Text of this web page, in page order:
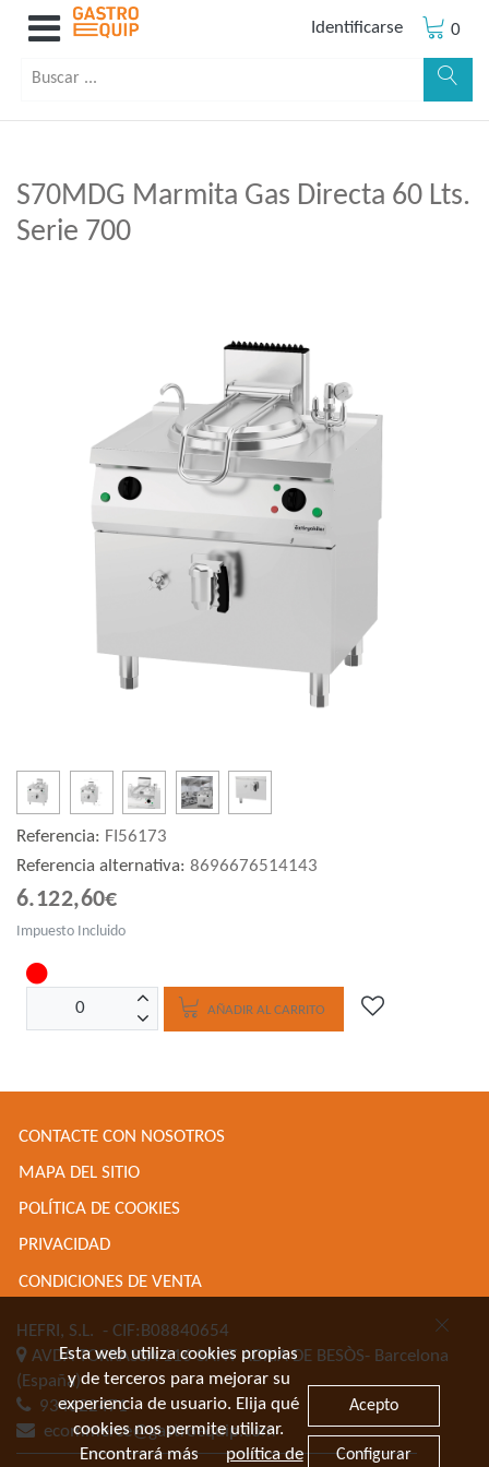
Identificarse 0
S70MDG Marmita Gas Directa 60 Lts.
Serie 700
Referencia: FI56173
Referencia alternativa: 8696676514143
6.122,60€
Impuesto Incluido
AÑADIR AL CARRITO
CONTACTE CON NOSOTROS
MAPA DEL SITIO
POLÍTICA DE COOKIES
PRIVACIDAD
CONDICIONES DE VENTA
HEFRI, S.L. - CIF:B08840654
AVDA TORRASSA 116SANT ADRIA DE BESÒS- Barcelona
(España)
934622471
ecommerce@gastroequip.com
Esta web utiliza cookies propias
y de terceros para mejorar su
experiencia de usuario. Elija qué
cookies nos permite utilizar.
Encontrará más
política de
Acepto
Configurar